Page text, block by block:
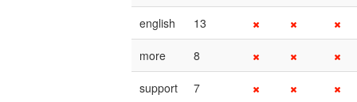
english 13
more 8
support 7